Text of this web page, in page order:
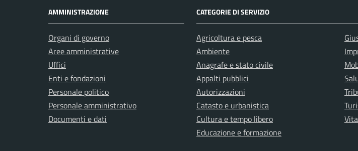
AMMINISTRAZIONE
Organi di governo
Aree amministrative
Uffici
Enti e fondazioni
Personale politico
Personale amministrativo
Documenti e dati
CATEGORIE DI SERVIZIO
Agricoltura e pesca
Ambiente
Anagrafe e stato civile
Appalti pubblici
Autorizzazioni
Catasto e urbanistica
Cultura e tempo libero
Educazione e formazione